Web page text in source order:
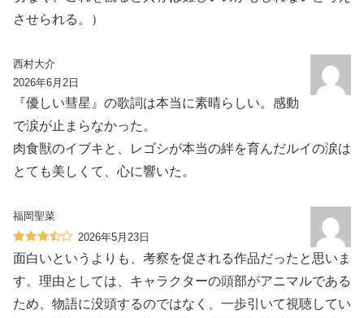
させられる。）
西村大介
2026年6月2日
『優しい彗星』の歌詞は本当に素晴らしい。感動
で涙が止まらなかった。
肉食獣のイブキと、レゴシが本当の絆を育んだルイの涙は
とても美しくて、心に響いた。
福岡聖菜
2026年5月23日
面白いというよりも、考察を促される作品だったと思いま
す。理由としては、キャラクターの頭部がアニマルである
ため、物語に没頭するのではなく、一歩引いて視聴してい